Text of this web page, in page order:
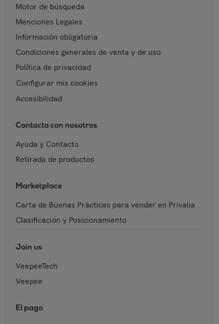
Motor de búsqueda
Menciones Legales
Información obligatoria
Condiciones generales de venta y de uso
Política de privacidad
Configurar mis cookies
Accesibilidad
Contacta con nosotros
Ayuda y Contacto
Retirada de productos
Marketplace
Carta de Buenas Prácticas para vender en Privalia
Clasificación y Posicionamiento
Join us
VeepeeTech
Veepee
El pago